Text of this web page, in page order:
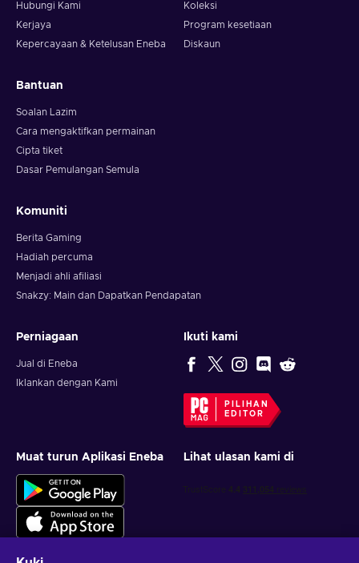
Hubungi Kami
Kerjaya
Kepercayaan & Ketelusan Eneba
Koleksi
Program kesetiaan
Diskaun
Bantuan
Soalan Lazim
Cara mengaktifkan permainan
Cipta tiket
Dasar Pemulangan Semula
Komuniti
Berita Gaming
Hadiah percuma
Menjadi ahli afiliasi
Snakzy: Main dan Dapatkan Pendapatan
Perniagaan
Jual di Eneba
Iklankan dengan Kami
Ikuti kami
PILIHAN
EDITOR
Muat turun Aplikasi Eneba Lihat ulasan kami di